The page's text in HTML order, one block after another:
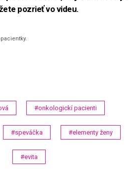
pozrieť vo videu.
#onkologickí pacienti
#speváčka #elementy ženy
#evita